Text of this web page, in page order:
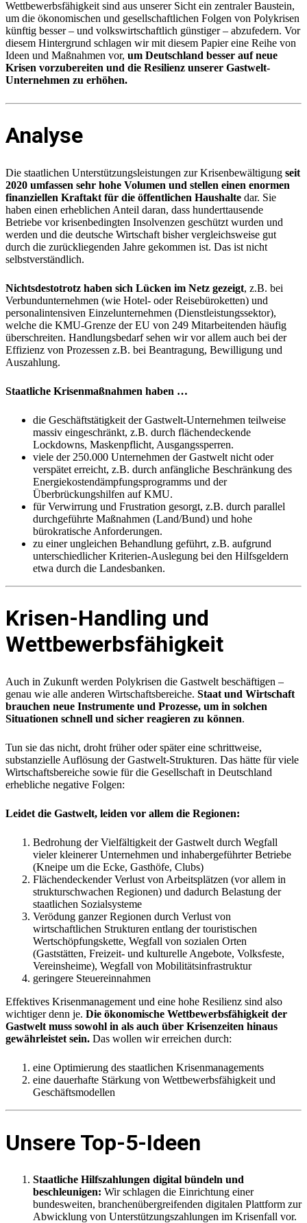
Wettbewerbsfähigkeit sind aus unserer Sicht ein zentraler Baustein,
um die ökonomischen und gesellschaftlichen Folgen von Polykrisen
künftig besser – und volkswirtschaftlich günstiger – abzufedern. Vor
diesem Hintergrund schlagen wir mit diesem Papier eine Reihe von
Ideen und Maßnahmen vor, um Deutschland besser auf neue
Krisen vorzubereiten und die Resilienz unserer Gastwelt-
Unternehmen zu erhöhen.
Analyse
Die staatlichen Unterstützungsleistungen zur Krisenbewältigung seit
2020 umfassen sehr hohe Volumen und stellen einen enormen
finanziellen Kraftakt für die öffentlichen Haushalte dar. Sie
haben einen erheblichen Anteil daran, dass hunderttausende
Betriebe vor krisenbedingten Insolvenzen geschützt wurden und
werden und die deutsche Wirtschaft bisher vergleichsweise gut
durch die zurückliegenden Jahre gekommen ist. Das ist nicht
selbstverständlich.
Nichtsdestotrotz haben sich Lücken im Netz gezeigt, z.B. bei
Verbundunternehmen (wie Hotel- oder Reisebüroketten) und
personalintensiven Einzelunternehmen (Dienstleistungssektor),
welche die KMU-Grenze der EU von 249 Mitarbeitenden häufig
überschreiten. Handlungsbedarf sehen wir vor allem auch bei der
Effizienz von Prozessen z.B. bei Beantragung, Bewilligung und
Auszahlung.
Staatliche Krisenmaßnahmen haben …
die Geschäftstätigkeit der Gastwelt-Unternehmen teilweise
massiv eingeschränkt, z.B. durch flächendeckende
Lockdowns, Maskenpflicht, Ausgangssperren.
viele der 250.000 Unternehmen der Gastwelt nicht oder
verspätet erreicht, z.B. durch anfängliche Beschränkung des
Energiekostendämpfungsprogramms und der
Überbrückungshilfen auf KMU.
für Verwirrung und Frustration gesorgt, z.B. durch parallel
durchgeführte Maßnahmen (Land/Bund) und hohe
bürokratische Anforderungen.
zu einer ungleichen Behandlung geführt, z.B. aufgrund
unterschiedlicher Kriterien-Auslegung bei den Hilfsgeldern
etwa durch die Landesbanken.
Krisen-Handling und
Wettbewerbsfähigkeit
Auch in Zukunft werden Polykrisen die Gastwelt beschäftigen –
genau wie alle anderen Wirtschaftsbereiche. Staat und Wirtschaft
brauchen neue Instrumente und Prozesse, um in solchen
Situationen schnell und sicher reagieren zu können.
Tun sie das nicht, droht früher oder später eine schrittweise,
substanzielle Auflösung der Gastwelt-Strukturen. Das hätte für viele
Wirtschaftsbereiche sowie für die Gesellschaft in Deutschland
erhebliche negative Folgen:
Leidet die Gastwelt, leiden vor allem die Regionen:
Bedrohung der Vielfältigkeit der Gastwelt durch Wegfall
vieler kleinerer Unternehmen und inhabergeführter Betriebe
(Kneipe um die Ecke, Gasthöfe, Clubs)
Flächendeckender Verlust von Arbeitsplätzen (vor allem in
strukturschwachen Regionen) und dadurch Belastung der
staatlichen Sozialsysteme
Verödung ganzer Regionen durch Verlust von
wirtschaftlichen Strukturen entlang der touristischen
Wertschöpfungskette, Wegfall von sozialen Orten
(Gaststätten, Freizeit- und kulturelle Angebote, Volksfeste,
Vereinsheime), Wegfall von Mobilitätsinfrastruktur
geringere Steuereinnahmen
Effektives Krisenmanagement und eine hohe Resilienz sind also
wichtiger denn je. Die ökonomische Wettbewerbsfähigkeit der
Gastwelt muss sowohl in als auch über Krisenzeiten hinaus
gewährleistet sein. Das wollen wir erreichen durch:
eine Optimierung des staatlichen Krisenmanagements
eine dauerhafte Stärkung von Wettbewerbsfähigkeit und
Geschäftsmodellen
Unsere Top-5-Ideen
Staatliche Hilfszahlungen digital bündeln und
beschleunigen: Wir schlagen die Einrichtung einer
bundesweiten, branchenübergreifenden digitalen Plattform zur
Abwicklung von Unterstützungszahlungen im Krisenfall vor.